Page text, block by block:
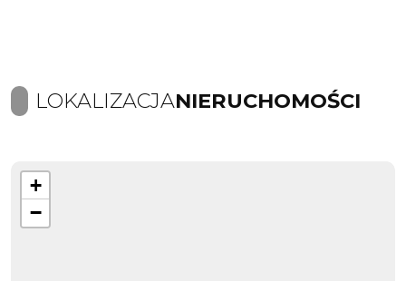
LOKALIZACJANIERUCHOMOŚCI
+
−